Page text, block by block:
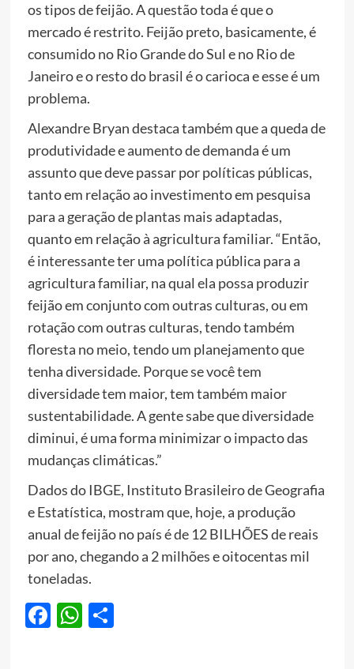
os tipos de feijão. A questão toda é que o
mercado é restrito. Feijão preto, basicamente, é
consumido no Rio Grande do Sul e no Rio de
Janeiro e o resto do brasil é o carioca e esse é um
problema.
Alexandre Bryan destaca também que a queda de
produtividade e aumento de demanda é um
assunto que deve passar por políticas públicas,
tanto em relação ao investimento em pesquisa
para a geração de plantas mais adaptadas,
quanto em relação à agricultura familiar. “Então,
é interessante ter uma política pública para a
agricultura familiar, na qual ela possa produzir
feijão em conjunto com outras culturas, ou em
rotação com outras culturas, tendo também
floresta no meio, tendo um planejamento que
tenha diversidade. Porque se você tem
diversidade tem maior, tem também maior
sustentabilidade. A gente sabe que diversidade
diminui, é uma forma minimizar o impacto das
mudanças climáticas.”
Dados do IBGE, Instituto Brasileiro de Geografia
e Estatística, mostram que, hoje, a produção
anual de feijão no país é de 12 BILHÕES de reais
por ano, chegando a 2 milhões e oitocentas mil
toneladas.
Facebook
WhatsApp
Share